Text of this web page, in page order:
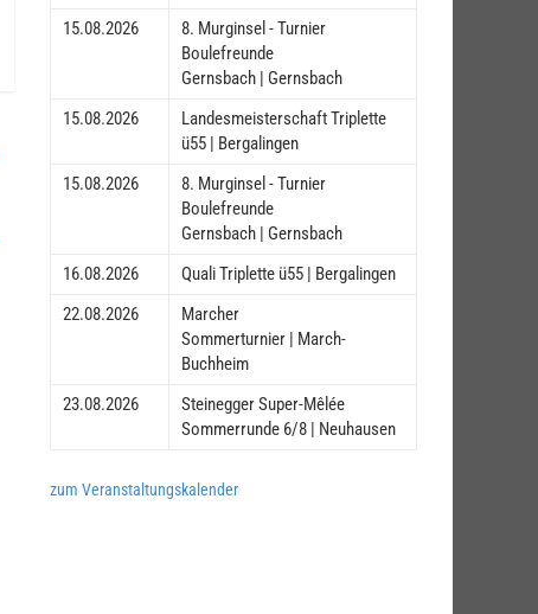
15.08.2026
8. Murginsel - Turnier
Boulefreunde
Gernsbach | Gernsbach
15.08.2026
Landesmeisterschaft Triplette
ü55 | Bergalingen
15.08.2026
8. Murginsel - Turnier
Boulefreunde
Gernsbach | Gernsbach
16.08.2026
Quali Triplette ü55 | Bergalingen
22.08.2026
Marcher
Sommerturnier | March-
Buchheim
23.08.2026
Steinegger Super-Mêlée
Sommerrunde 6/8 | Neuhausen
zum Veranstaltungskalender